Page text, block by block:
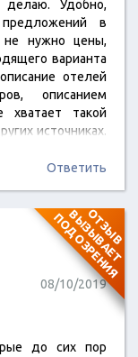
Удобно,
в
не нужно цены,
варианта
отелей
описанием
такой
источниках.
там, где все-
Ответить
О
Т
З
Ы
В
В
Ы
З
Ы
В
А
Е
Т
П
О
Д
О
З
Р
Е
Н
И
Я
08/10/2019
до сих пор